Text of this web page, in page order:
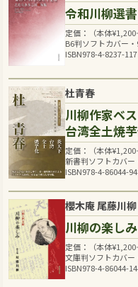
令和川柳選
定価：（本体¥1,200
B6判ソフトカバー
ISBN978-4-8237-
杜青春
川柳作家ベ
台湾全土焼
定価：（本体¥1,200
新書判ソフトカバー
ISBN978-4-86044-
櫻木庵 尾藤川柳
川柳の楽し
定価：（本体¥1,200
文庫判ソフトカバー
ISBN978-4-86044-